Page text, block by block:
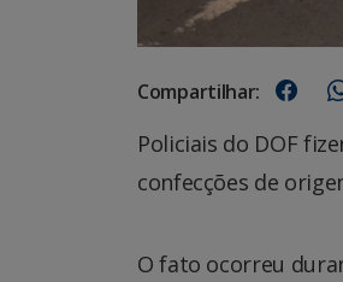
Compartilhar:
Policiais do DOF
confecções de
O fato ocorreu